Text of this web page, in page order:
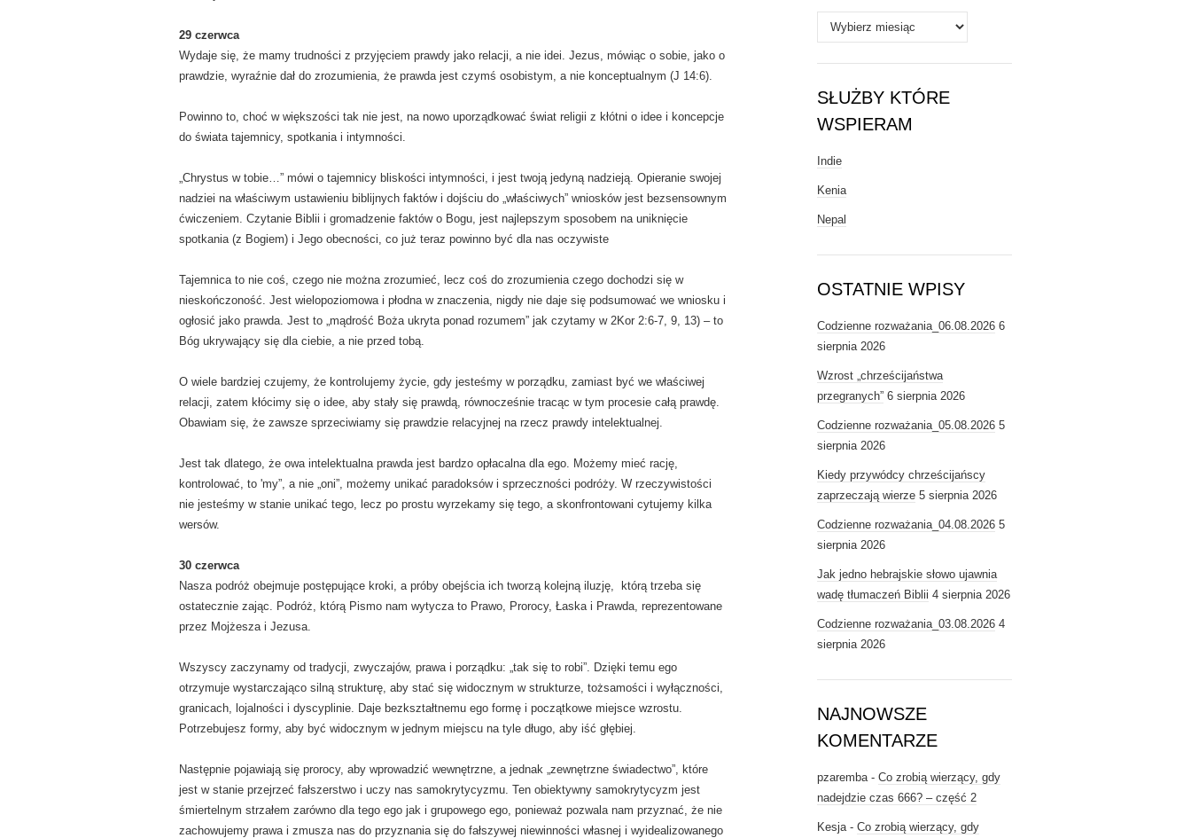
29 czerwca
Wydaje się, że mamy trudności z przyjęciem prawdy jako relacji, a nie idei. Jezus, mówiąc o sobie, jako o
prawdzie, wyraźnie dał do zrozumienia, że prawda jest czymś osobistym, a nie konceptualnym (J 14:6).
Powinno to, choć w większości tak nie jest, na nowo uporządkować świat religii z kłótni o idee i koncepcje
do świata tajemnicy, spotkania i intymności.
„Chrystus w tobie…” mówi o tajemnicy bliskości intymności, i jest twoją jedyną nadzieją. Opieranie swojej
nadziei na właściwym ustawieniu biblijnych faktów i dojściu do „właściwych” wniosków jest bezsensownym
ćwiczeniem. Czytanie Biblii i gromadzenie faktów o Bogu, jest najlepszym sposobem na uniknięcie
spotkania (z Bogiem) i Jego obecności, co już teraz powinno być dla nas oczywiste
Tajemnica to nie coś, czego nie można zrozumieć, lecz coś do zrozumienia czego dochodzi się w
nieskończoność. Jest wielopoziomowa i płodna w znaczenia, nigdy nie daje się podsumować we wniosku i
ogłosić jako prawda. Jest to „mądrość Boża ukryta ponad rozumem” jak czytamy w 2Kor 2:6-7, 9, 13) – to
Bóg ukrywający się dla ciebie, a nie przed tobą.
O wiele bardziej czujemy, że kontrolujemy życie, gdy jesteśmy w porządku, zamiast być we właściwej
relacji, zatem kłócimy się o idee, aby stały się prawdą, równocześnie tracąc w tym procesie całą prawdę.
Obawiam się, że zawsze sprzeciwiamy się prawdzie relacyjnej na rzecz prawdy intelektualnej.
Jest tak dlatego, że owa intelektualna prawda jest bardzo opłacalna dla ego. Możemy mieć rację,
kontrolować, to 'my”, a nie „oni”, możemy unikać paradoksów i sprzeczności podróży. W rzeczywistości
nie jesteśmy w stanie unikać tego, lecz po prostu wyrzekamy się tego, a skonfrontowani cytujemy kilka
wersów.
30 czerwca
Nasza podróż obejmuje postępujące kroki, a próby obejścia ich tworzą kolejną iluzję, którą trzeba się
ostatecznie zając. Podróż, którą Pismo nam wytycza to Prawo, Prorocy, Łaska i Prawda, reprezentowane
przez Mojżesza i Jezusa.
Wszyscy zaczynamy od tradycji, zwyczajów, prawa i porządku: „tak się to robi”. Dzięki temu ego
otrzymuje wystarczająco silną strukturę, aby stać się widocznym w strukturze, tożsamości i wyłączności,
granicach, lojalności i dyscyplinie. Daje bezkształtnemu ego formę i początkowe miejsce wzrostu.
Potrzebujesz formy, aby być widocznym w jednym miejscu na tyle długo, aby iść głębiej.
Następnie pojawiają się prorocy, aby wprowadzić wewnętrzne, a jednak „zewnętrzne świadectwo”, które
jest w stanie przejrzeć fałszerstwo i uczy nas samokrytycyzmu. Ten obiektywny samokrytycyzm jest
śmiertelnym strzałem zarówno dla tego ego jak i grupowego ego, ponieważ pozwala nam przyznać, że nie
zachowujemy prawa i zmusza nas do przyznania się do fałszywej niewinności własnej i wyidealizowanego
Archiwa
SŁUŻBY KTÓRE
WSPIERAM
Indie
Kenia
Nepal
OSTATNIE WPISY
Codzienne rozważania_06.08.2026 6
sierpnia 2026
Wzrost „chrześcijaństwa
przegranych” 6 sierpnia 2026
Codzienne rozważania_05.08.2026 5
sierpnia 2026
Kiedy przywódcy chrześcijańscy
zaprzeczają wierze 5 sierpnia 2026
Codzienne rozważania_04.08.2026 5
sierpnia 2026
Jak jedno hebrajskie słowo ujawnia
wadę tłumaczeń Biblii 4 sierpnia 2026
Codzienne rozważania_03.08.2026 4
sierpnia 2026
NAJNOWSZE
KOMENTARZE
pzaremba- Co zrobią wierzący, gdy
nadejdzie czas 666? – część 2
Kesja- Co zrobią wierzący, gdy